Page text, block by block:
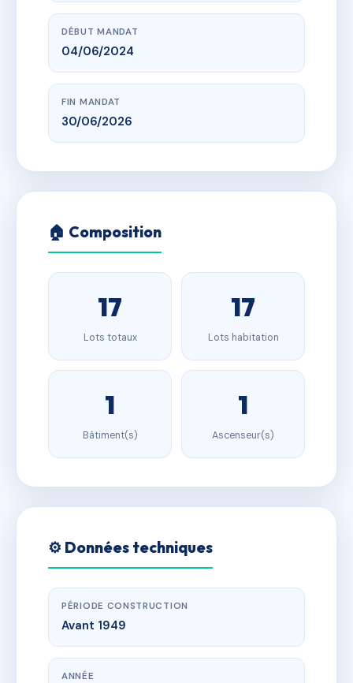
DÉBUT MANDAT
04/06/2024
FIN MANDAT
30/06/2026
🏠 Composition
17
Lots totaux
17
Lots habitation
1
Bâtiment(s)
1
Ascenseur(s)
⚙️ Données techniques
PÉRIODE CONSTRUCTION
Avant 1949
ANNÉE